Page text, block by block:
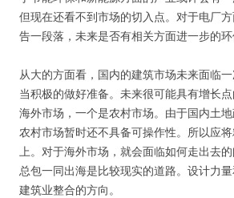
但现在还看不到市场的切入点。对于电厂
告一段落，未来是否有相关方面进一步的环
从大的方面看，国内的建筑市场未来面临
当积极的做好准备。未来很可能具有增长
海外市场，一个是农村市场。由于国内土地
农村市场暂时还不具备可操作性。所以应
上。对于海外市场，就会面临如何走出去
总包一同出海是比较现实的道路。设计力
建筑业整合的方向。